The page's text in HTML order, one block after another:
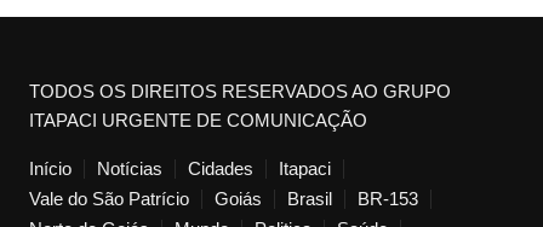
TODOS OS DIREITOS RESERVADOS AO GRUPO
ITAPACI URGENTE DE COMUNICAÇÃO
Início Notícias Cidades
Itapaci
Vale do São Patrício
Goiás Brasil
BR-153